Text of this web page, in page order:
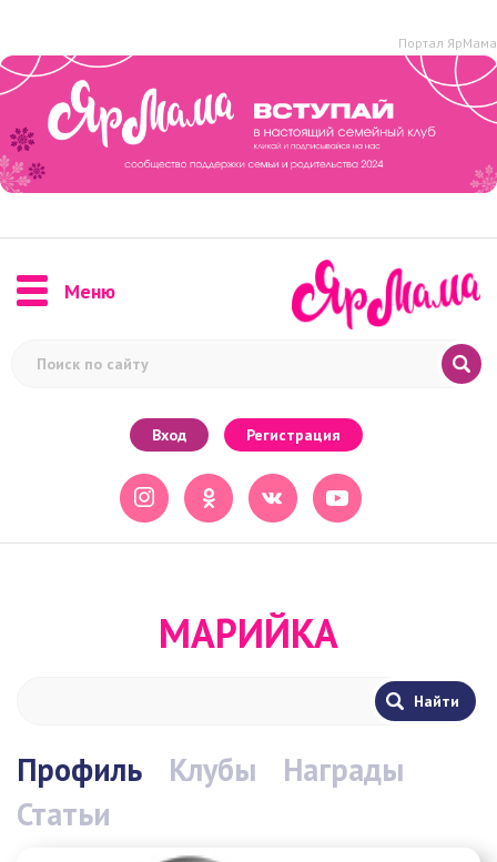
Портал ЯрМама
Меню
Вход Регистрация
МАРИЙКА
Профиль Клубы
Награды
Статьи